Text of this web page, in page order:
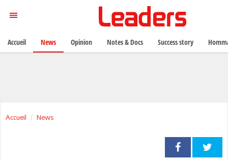
Accueil News
Accueil News Opinion Notes & Docs Success story